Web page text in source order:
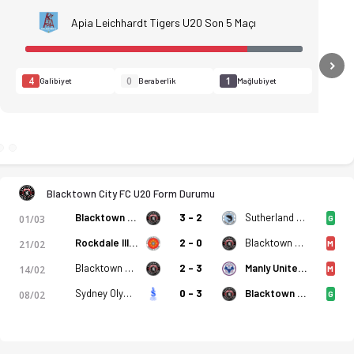
anları, kadro, istatistikler, puan durumu ve iddaa
Apia Leichhardt Tigers U20 Son 5 Maçı
4 Galibiyet 0 Beraberlik 1 Mağlubiyet
Blacktown City FC U20 Form Durumu
01/03 Blacktown City FC U20 3 - 2 Sutherland Sharks U20 G
21/02 Rockdale Illinden U20 2 - 0 Blacktown City FC U20 M
14/02 Blacktown City FC U20 2 - 3 Manly United U20 M
08/02 Sydney Olympic U20 0 - 3 Blacktown City FC U20 G